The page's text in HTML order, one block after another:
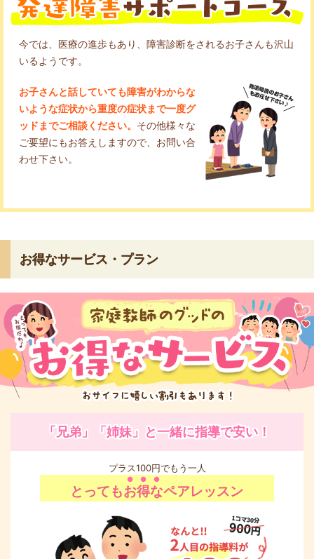
今では、医療の進歩もあり、障害診断をされるお子さんも沢山
いるようです。
お子さんと話していても障害がわからな
いような症状から重度の症状まで一度グ
ッドまでご相談ください。 その他様々な
ご要望にもお答えしますので、お問い合
わせ下さい。
お得なサービス・プラン
「兄弟」「姉妹」と一緒に指導で安い！
プラス100円でもう一人
とってもお得なペアレッスン